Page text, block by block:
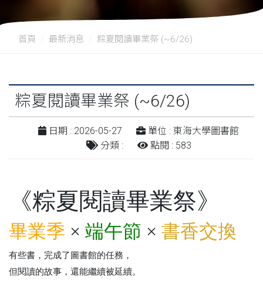
首頁 最新消息 粽夏閱讀畢業祭 (~6/26)
粽夏閱讀畢業祭 (~6/26)
日期 : 2026-05-27
單位 : 東海大學圖書館
分類 :
點閱 : 583
《粽夏閱讀畢業祭》
畢業季 × 端午節 × 書香交換
有些書，完成了圖書館的任務，
但閱讀的故事，還能繼續被延續。